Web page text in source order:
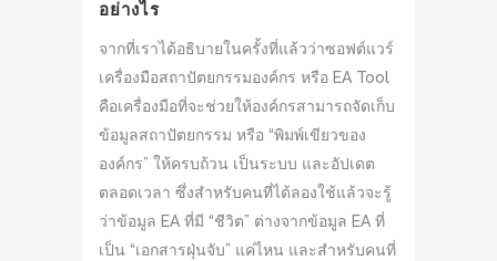
อย่างไร
จากที่เราได้อธิบายในครั้งที่แล้วว่าซอฟต์แวร์
เครื่องมือสถาปัตยกรรมองค์กร หรือ EA Tool
คือเครื่องมือที่จะช่วยให้องค์กรสามารถจัดเก็บ
ข้อมูลสถาปัตยกรรม หรือ “พิมพ์เขียวของ
องค์กร” ให้ครบถ้วน เป็นระบบ และอัปเดต
ตลอดเวลา ซึ่งสำหรับคนที่ได้ลองใช้แล้วจะรู้
ว่าข้อมูล EA ที่มี “ชีวิต” ต่างจากข้อมูล EA ที่
เป็น “เอกสารฝุ่นจับ” แค่ไหน และสำหรับคนที่